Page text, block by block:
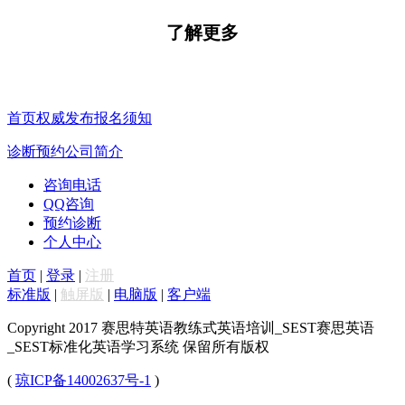
了解更多
首页权威发布报名须知
诊断预约公司简介
咨询电话
QQ咨询
预约诊断
个人中心
首页 | 登录 | 注册
标准版 | 触屏版 | 电脑版 | 客户端
Copyright 2017 赛思特英语教练式英语培训_SEST赛思英语
_SEST标准化英语学习系统 保留所有版权
( 琼ICP备14002637号-1 )